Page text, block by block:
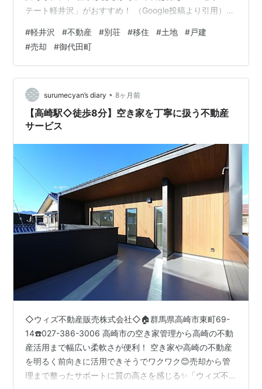
テート軽井沢」がおすすめ！ （Google投稿より引用）
応 】 軽井沢にある不動産会社【ゼオエステート軽井沢】
です。 軽井沢での不動産取引をご希望なら地域特性と専
門知識に基づく当社のサポートをご利用ください。 当社
のサービスは創業50年以上の歴史と地域を知り尽くした
スタッフに支えられています。 経験10年以上のベテ…
#軽井沢 #不動産 #別荘 #移住 #土地 #戸建
#売却 #御代田町
surumecyan’s diary • 8ヶ月前
【高崎駅◇徒歩8分】空き家を丁寧に扱う不動産
サービス
◇ウィズ不動産販売株式会社◇🏠群馬県高崎市東町69-
14☎️027-386-3006 高崎市の空き家管理から高崎の不動
産活用まで幅広い柔軟さが便利！ 空き家や高崎の不動産
を明るく前向きに活用できそうでワクワク😊売却から管
理まで整ったサポートに質の高さを感じる✨「ウィズ不